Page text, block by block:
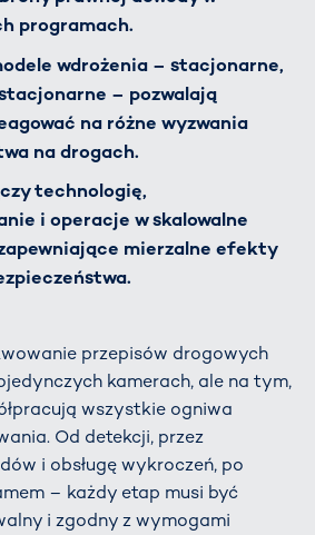
programach.
wdrożenia – stacjonarne,
– pozwalają
na różne wyzwania
na drogach.
technologię,
i operacje w skalowalne
mierzalne efekty
przepisów drogowych
kamerach, ale na tym,
wszystkie ogniwa
Od detekcji, przez
i obsługę wykroczeń, po
– każdy etap musi być
i zgodny z wymogami